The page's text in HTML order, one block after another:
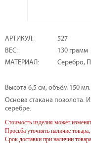
АРТИКУЛ:
527
ВЕС:
130 грамм
МАТЕРИАЛ:
Серебро,
Высота 6,5 см, объём 150 мл.
Основа стакана позолота.
серебре.
Стоимость изделия может
Просьба уточнять наличие
Срок доставки при наличии